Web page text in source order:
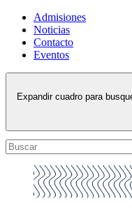
Admisiones
Noticias
Contacto
Eventos
Expandir cuadro para